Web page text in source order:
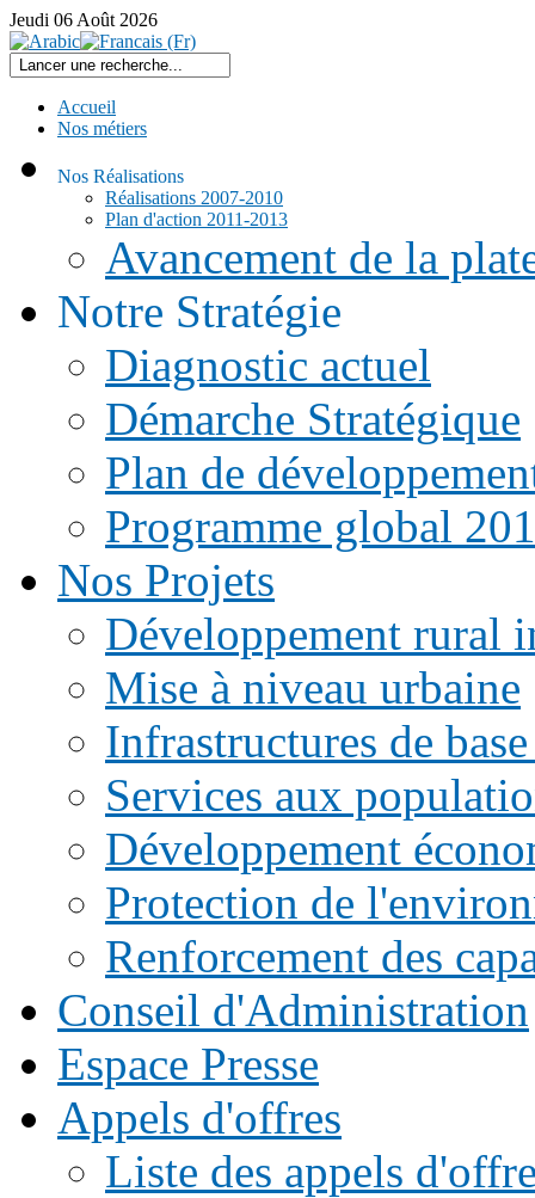
Jeudi 06 Août 2026
Accueil
Nos métiers
Nos Réalisations
Réalisations 2007-2010
Plan d'action 2011-2013
Avancement de la
Notre Stratégie
Diagnostic actuel
Démarche Stratégique
Plan de
Programme global
Nos Projets
Développement rural
Mise à niveau urbaine
Infrastructures de
Services aux
Développement
Protection de
Renforcement des
Conseil d'Administration
Espace Presse
Appels d'offres
Liste des appels